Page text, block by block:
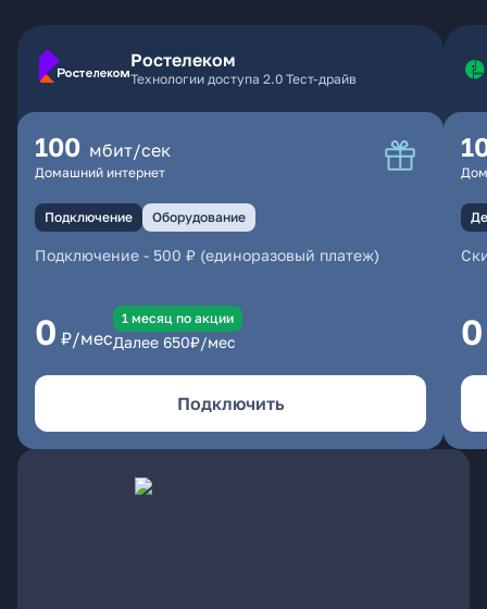
Ростелеком
Технологии доступа 2.0 Тест-драйв
100 мбит/сек
Домашний интернет
Подключение Оборудование
Подключение - 500 ₽ (единоразовый платеж)
0 ₽/мес
1 месяц по акции
Далее 650₽/мес
Подключить
0